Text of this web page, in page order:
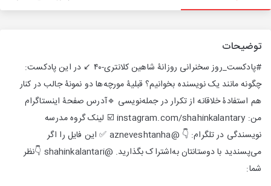
توضیحات
#پادکست_روز سخنرانی روزانۀ شاهین کلانتری-۴۰ ↙️ در این پادکست:
چگونه مانند یک نویسنده بخوانیم؟ قبلیۀ‌ مورچه‌ها دو نمونۀ‌ جالب در کنار
هم استفادۀ خلاقانه از تکرار در جمله‌نویسی 🔹آدرس صفحۀ اینستاگرام
من: instagram.com/shahinkalantary ☑️ لینک گروه مدرسه
نویسندگی در تلگرام: 👇 @azneveshtanha ✅ این فایل را اگر
می‌پسندید با دوستانتان به‌اشتراک بگذارید. @shahinkalantari 👇نظر
شما: